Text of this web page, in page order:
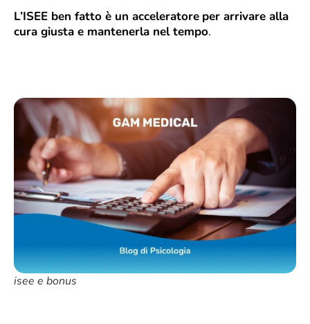
L’ISEE ben fatto è un acceleratore per arrivare alla
cura giusta e mantenerla nel tempo.
isee e bonus